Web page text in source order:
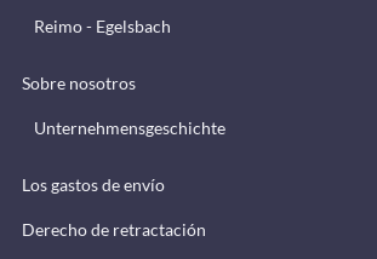
Reimo - Egelsbach
Sobre nosotros
Unternehmensgeschichte
Los gastos de envío
Derecho de retractación